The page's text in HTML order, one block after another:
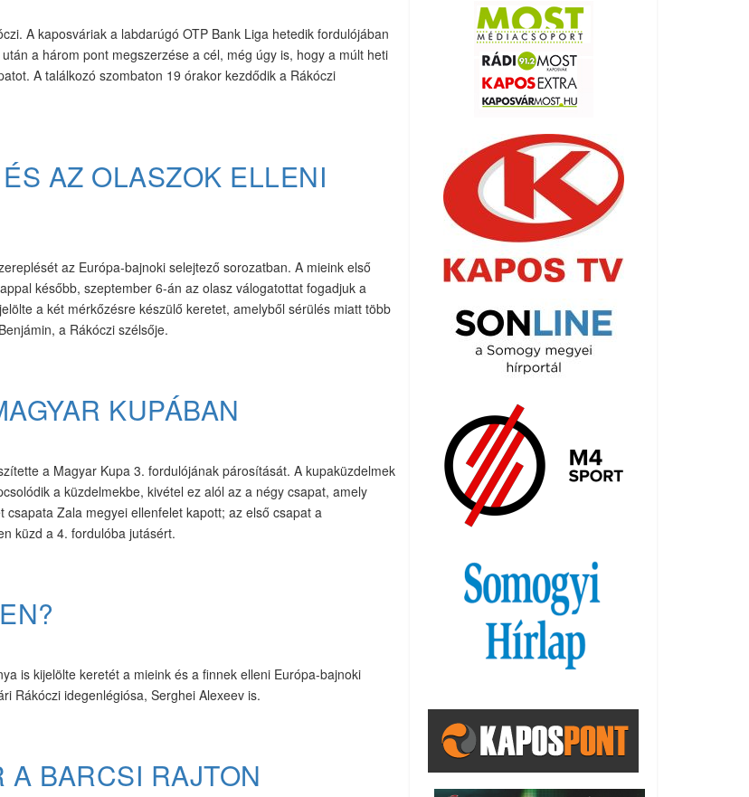
A kaposváriak a labdarúgó OTP Bank Liga hetedik fordulójában
a három pont megszerzése a cél, még úgy is, hogy a múlt heti
A találkozó szombaton 19 órakor kezdődik a Rákóczi
AZ OLASZOK ELLENI
az Európa-bajnoki selejtező sorozatban. A mieink első
később, szeptember 6-án az olasz válogatottat fogadjuk a
a két mérkőzésre készülő keretet, amelyből sérülés miatt több
a Rákóczi szélsője.
KUPÁBAN
a Magyar Kupa 3. fordulójának párosítását. A kupaküzdelmek
a küzdelmekbe, kivétel ez alól az a négy csapat, amely
Zala megyei ellenfelet kapott; az első csapat a
küzd a 4. fordulóba jutásért.
is kijelölte keretét a mieink és a finnek elleni Európa-bajnoki
Rákóczi idegenlégiósa, Serghei Alexeev is.
A BARCSI RAJTON